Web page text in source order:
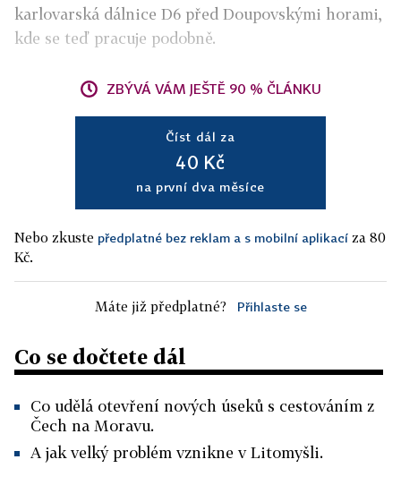
karlovarská dálnice D6 před Doupovskými horami,
kde se teď pracuje podobně.
ZBÝVÁ VÁM JEŠTĚ 90 % ČLÁNKU
Číst dál za
40 Kč
na první dva měsíce
Nebo zkuste předplatné bez reklam a s mobilní aplikací za 80
Kč.
Máte již předplatné? Přihlaste se
Co se dočtete dál
Co udělá otevření nových úseků s cestováním z
Čech na Moravu.
A jak velký problém vznikne v Litomyšli.